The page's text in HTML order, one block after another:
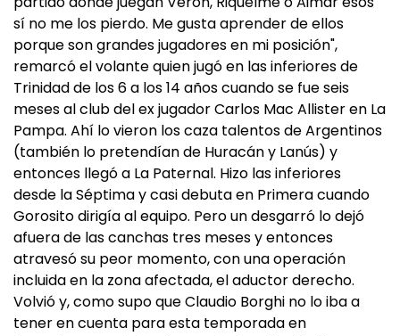
sí no me los pierdo. Me gusta aprender de ellos
porque son grandes jugadores en mi posición",
remarcó el volante quien jugó en las inferiores de
Trinidad de los 6 a los 14 años cuando se fue seis
meses al club del ex jugador Carlos Mac Allister en La
Pampa. Ahí lo vieron los caza talentos de Argentinos
(también lo pretendían de Huracán y Lanús) y
entonces llegó a La Paternal. Hizo las inferiores
desde la Séptima y casi debuta en Primera cuando
Gorosito dirigía al equipo. Pero un desgarró lo dejó
afuera de las canchas tres meses y entonces
atravesó su peor momento, con una operación
incluida en la zona afectada, el aductor derecho.
Volvió y, como supo que Claudio Borghi no lo iba a
tener en cuenta para esta temporada en